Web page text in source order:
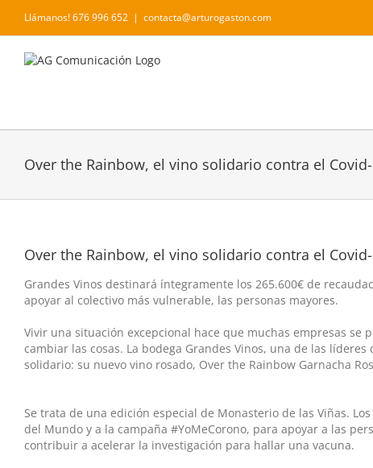
contenido
Llámanos! 676 996 652 | contacta@arturogaston.com
Over the Rainbow, el vino solidario contra el
Over the Rainbow, el vino solidario contra el
Grandes Vinos destinará íntegramente los 265.600€ de
apoyar al colectivo más vulnerable, las personas mayores.
Vivir una situación excepcional hace que muchas empresas
cambiar las cosas. La bodega Grandes Vinos​, una de las
solidario: su nuevo vino rosado, Over the Rainbow Garnacha
Se trata de una edición especial de Monasterio de las Viñas.
del Mundo y a ​la campaña ​#YoMeCorono​, para apoyar a las
contribuir a acelerar la investigación para hallar una vacuna.